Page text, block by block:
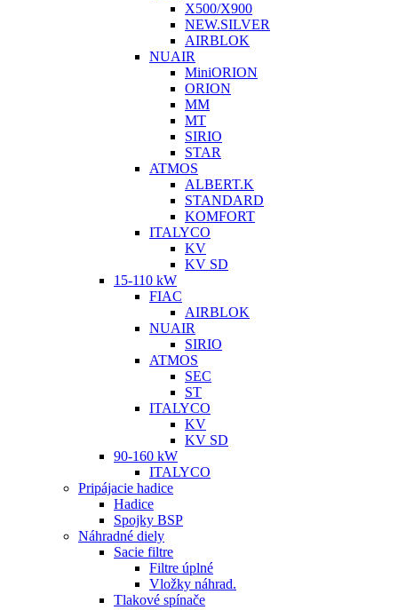
X500/X900
NEW.SILVER
AIRBLOK
NUAIR
MiniORION
ORION
MM
MT
SIRIO
STAR
ATMOS
ALBERT.K
STANDARD
KOMFORT
ITALYCO
KV
KV SD
15-110 kW
FIAC
AIRBLOK
NUAIR
SIRIO
ATMOS
SEC
ST
ITALYCO
KV
KV SD
90-160 kW
ITALYCO
Pripájacie hadice
Hadice
Spojky BSP
Náhradné diely
Sacie filtre
Filtre úplné
Vložky náhrad.
Tlakové spínače